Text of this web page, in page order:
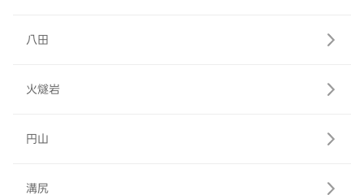
八田
火燧岩
円山
溝尻